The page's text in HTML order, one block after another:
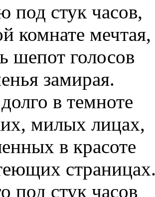
под стук часов,
комнате мечтая,
шепот голосов
замирая.
в темноте
милых лицах,
в красоте
под стук часов